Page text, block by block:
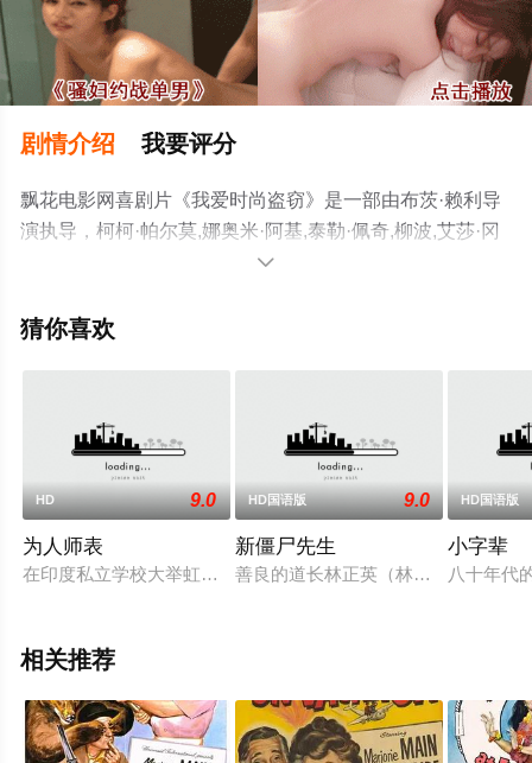
剧情介绍 我要评分
飘花电影网喜剧片《我爱时尚盗窃》是一部由布茨·赖利导
演执导，柯柯·帕尔莫,娜奥米·阿基,泰勒·佩奇,柳波,艾莎·冈
萨雷斯,勒凯斯·斯坦菲尔德,威尔·保尔特,唐·钱德尔,黛米·摩
安吉丽娜·大等演员精彩演绎的美国电影，手机免费观看高

猜你喜欢
HD 9.0
为人师表
在印度私立学校大举虹吸优秀教师资源导致穷人没有机会接受
HD国语版 9.0
新僵尸先生
善良的道长林正英（林正英 饰）开
HD国语版
小字辈
八十年代
相关推荐